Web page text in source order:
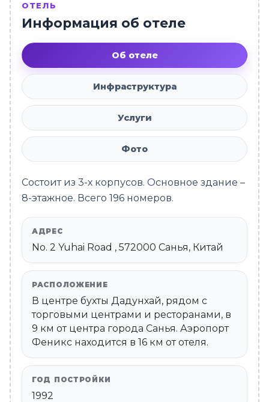
ОТЕЛЬ
Информация об отеле
Об отеле
Инфраструктура
Услуги
Фото
Состоит из 3-х корпусов. Основное здание –
8-этажное. Всего 196 номеров.
АДРЕС
No. 2 Yuhai Road , 572000 Санья, Китай
РАСПОЛОЖЕНИЕ
В центре бухты Дадунхай, рядом с
торговыми центрами и ресторанами, в
9 км от центра города Санья. Аэропорт
Феникс находится в 16 км от отеля.
ГОД ПОСТРОЙКИ
1992